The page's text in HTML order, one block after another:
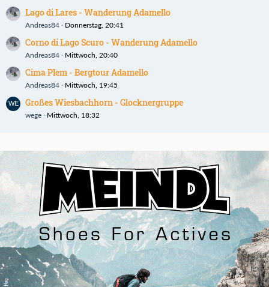
Lago di Lares - Wanderung Adamello
Andreas84 Donnerstag, 20:41
Corno di Lago Scuro - Wanderung Adamello
Andreas84 Mittwoch, 20:40
Cima Plem - Bergtour Adamello
Andreas84 Mittwoch, 19:45
Großes Wiesbachhorn - Glocknergruppe
wege Mittwoch, 18:32